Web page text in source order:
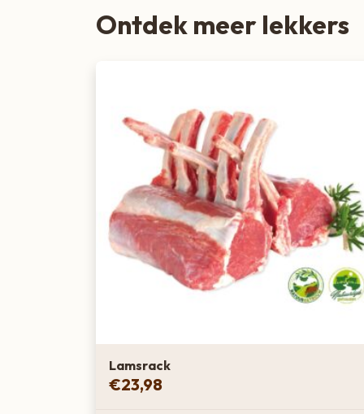
Zoete lekkernijen
Ontdek meer lekkers
Lamsrack
€23,98